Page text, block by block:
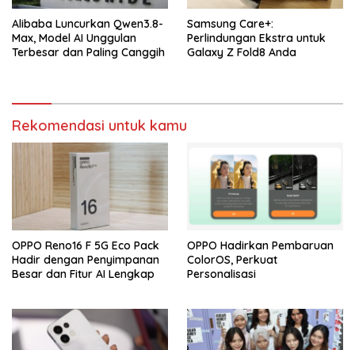
Alibaba Luncurkan Qwen3.8-
Max, Model AI Unggulan
Terbesar dan Paling Canggih
Samsung Care+:
Perlindungan Ekstra untuk
Galaxy Z Fold8 Anda
Rekomendasi untuk kamu
OPPO Reno16 F 5G Eco Pack
Hadir dengan Penyimpanan
Besar dan Fitur AI Lengkap
OPPO Hadirkan Pembaruan
ColorOS, Perkuat
Personalisasi